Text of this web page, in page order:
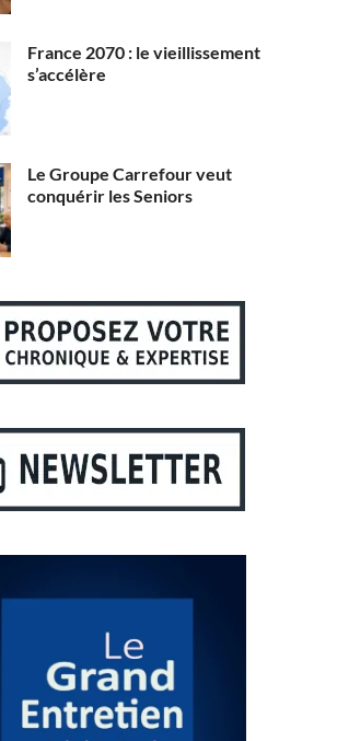
France 2070 : le vieillissement
s’accélère
Le Groupe Carrefour veut
conquérir les Seniors